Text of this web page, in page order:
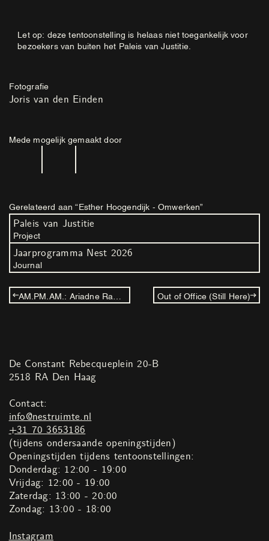
Let op: deze tentoonstelling is helaas niet toegankelijk voor
bezoekers van buiten het Paleis van Justitie.
Fotografie
Joris van den Einden
Mede mogelijk gemaakt door
Gerelateerd aan “Esther Hoogendijk - Omwerken”
Paleis van Justitie
Project
Jaarprogramma Nest 2026
Journal
Out of Office (Still Here)
De Constant Rebecqueplein 20-B
2518 RA Den Haag
Contact:
info@nestruimte.nl
+31 70 3653186
(tijdens ondersaande openingstijden)
Openingstijden tijdens tentoonstellingen:
Donderdag: 12:00 - 19:00
Vrijdag: 12:00 - 19:00
Zaterdag: 13:00 - 20:00
Zondag: 13:00 - 18:00
Instagram